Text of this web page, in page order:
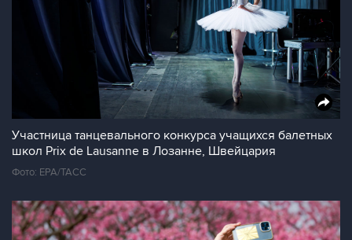
Участница танцевального конкурса учащихся балетных
школ Prix de Lausanne в Лозанне, Швейцария
Фото: ЕРА/ТАСС